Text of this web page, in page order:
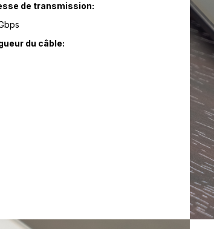
de transmission:
du câble: